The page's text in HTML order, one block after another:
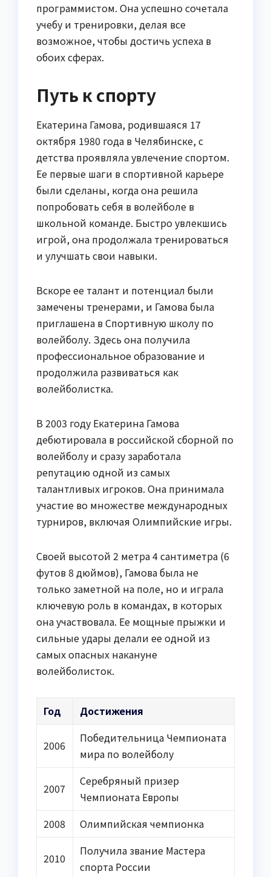
программистом. Она успешно сочетала
учебу и тренировки, делая все
возможное, чтобы достичь успеха в
обоих сферах.
Путь к спорту
Екатерина Гамова, родившаяся 17
октября 1980 года в Челябинске, с
детства проявляла увлечение спортом.
Ее первые шаги в спортивной карьере
были сделаны, когда она решила
попробовать себя в волейболе в
школьной команде. Быстро увлекшись
игрой, она продолжала тренироваться
и улучшать свои навыки.
Вскоре ее талант и потенциал были
замечены тренерами, и Гамова была
приглашена в Спортивную школу по
волейболу. Здесь она получила
профессиональное образование и
продолжила развиваться как
волейболистка.
В 2003 году Екатерина Гамова
дебютировала в российской сборной по
волейболу и сразу заработала
репутацию одной из самых
талантливых игроков. Она принимала
участие во множестве международных
турниров, включая Олимпийские игры.
Своей высотой 2 метра 4 сантиметра (6
футов 8 дюймов), Гамова была не
только заметной на поле, но и играла
ключевую роль в командах, в которых
она участвовала. Ее мощные прыжки и
сильные удары делали ее одной из
самых опасных накануне
волейболисток.
Год Достижения
2006
Победительница Чемпионата
мира по волейболу
2007
Серебряный призер
Чемпионата Европы
2008
Олимпийская чемпионка
2010
Получила звание Мастера
спорта России